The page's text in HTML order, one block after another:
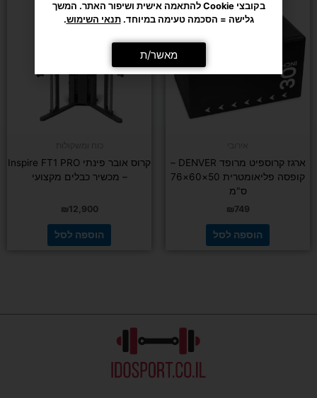
ארגז קרוספיט מרופד DENVER –
קופסה פליאומטרית 50×60×76
ס"מ
₪749
הוספה לסל
קרוס אובר פינתי Inspire FT1 PRO
– מכשיר כבלים מקצועי
₪12,900
הוספה לסל
בקובצי Cookie להתאמה אישית ושיפור האתר. המשך
גלישה = הסכמה טעימה במיוחד.תנאי השימוש.
מאשר/ת